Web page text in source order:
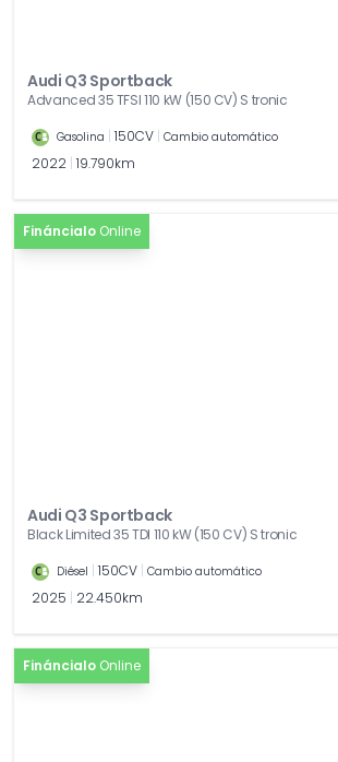
Audi Q3 Sportback
Advanced 35 TFSI 110 kW (150 CV) S tronic
Gasolina 150CV Cambio automático
2022 19.790km
Fináncialo Online
Audi Q3 Sportback
Black Limited 35 TDI 110 kW (150 CV) S tronic
Diésel 150CV Cambio automático
2025 22.450km
Fináncialo Online